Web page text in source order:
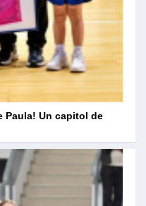
Paula! Un capitol de